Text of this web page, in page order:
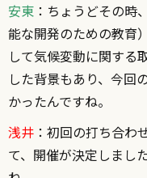
安東 ：ちょうどその時
能な開発のための教育
して気候変動に関する
した背景もあり、今回
かったんですね。
浅井 ：初回の打ち合わ
て、開催が決定しまし